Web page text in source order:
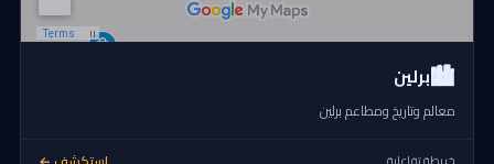
🏙️برلين
معالم وتاريخ ومطاعم برلين